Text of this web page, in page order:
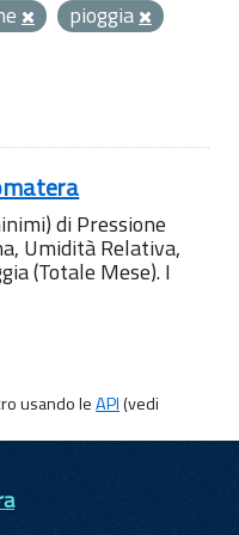
pioggia
di Pressione
Umidità Relativa,
(Totale Mese). I
usando leAPI(vedi